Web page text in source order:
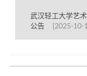
武汉轻工大学艺
公告 [2025-10-